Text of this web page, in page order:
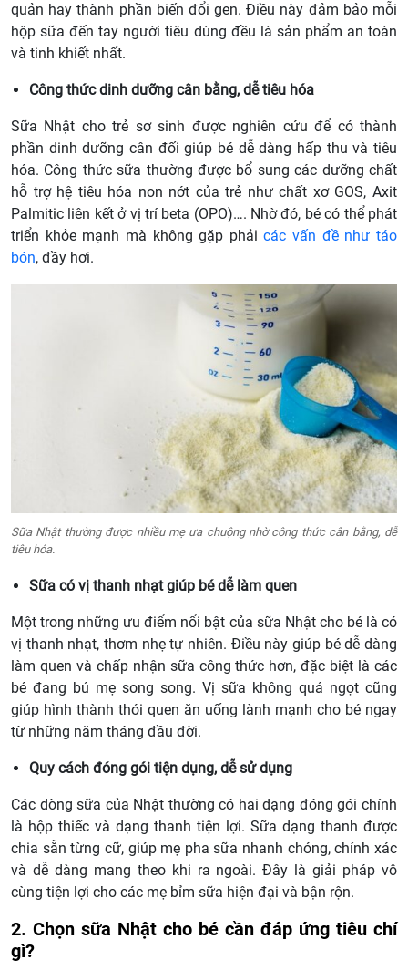
quản hay thành phần biến đổi gen. Điều này đảm bảo mỗi
hộp sữa đến tay người tiêu dùng đều là sản phẩm an toàn
và tinh khiết nhất.
Công thức dinh dưỡng cân bằng, dễ tiêu hóa
Sữa Nhật cho trẻ sơ sinh được nghiên cứu để có thành
phần dinh dưỡng cân đối giúp bé dễ dàng hấp thu và tiêu
hóa. Công thức sữa thường được bổ sung các dưỡng chất
hỗ trợ hệ tiêu hóa non nớt của trẻ như chất xơ GOS, Axit
Palmitic liên kết ở vị trí beta (OPO)…. Nhờ đó, bé có thể phát
triển khỏe mạnh mà không gặp phảicác vấn đề như táo
bón, đầy hơi.
Sữa Nhật thường được nhiều mẹ ưa chuộng nhờ công thức cân bằng, dễ
tiêu hóa.
Sữa có vị thanh nhạt giúp bé dễ làm quen
Một trong những ưu điểm nổi bật của sữa Nhật cho bé là có
vị thanh nhạt, thơm nhẹ tự nhiên. Điều này giúp bé dễ dàng
làm quen và chấp nhận sữa công thức hơn, đặc biệt là các
bé đang bú mẹ song song. Vị sữa không quá ngọt cũng
giúp hình thành thói quen ăn uống lành mạnh cho bé ngay
từ những năm tháng đầu đời.
Quy cách đóng gói tiện dụng, dễ sử dụng
Các dòng sữa của Nhật thường có hai dạng đóng gói chính
là hộp thiếc và dạng thanh tiện lợi. Sữa dạng thanh được
chia sẵn từng cữ, giúp mẹ pha sữa nhanh chóng, chính xác
và dễ dàng mang theo khi ra ngoài. Đây là giải pháp vô
cùng tiện lợi cho các mẹ bỉm sữa hiện đại và bận rộn.
2. Chọn sữa Nhật cho bé cần đáp ứng tiêu chí
gì?